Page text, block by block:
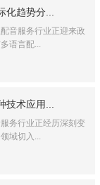
趋势分...
音服务行业正迎来政
语言配...
术应用...
务行业正经历深刻变
域切入...